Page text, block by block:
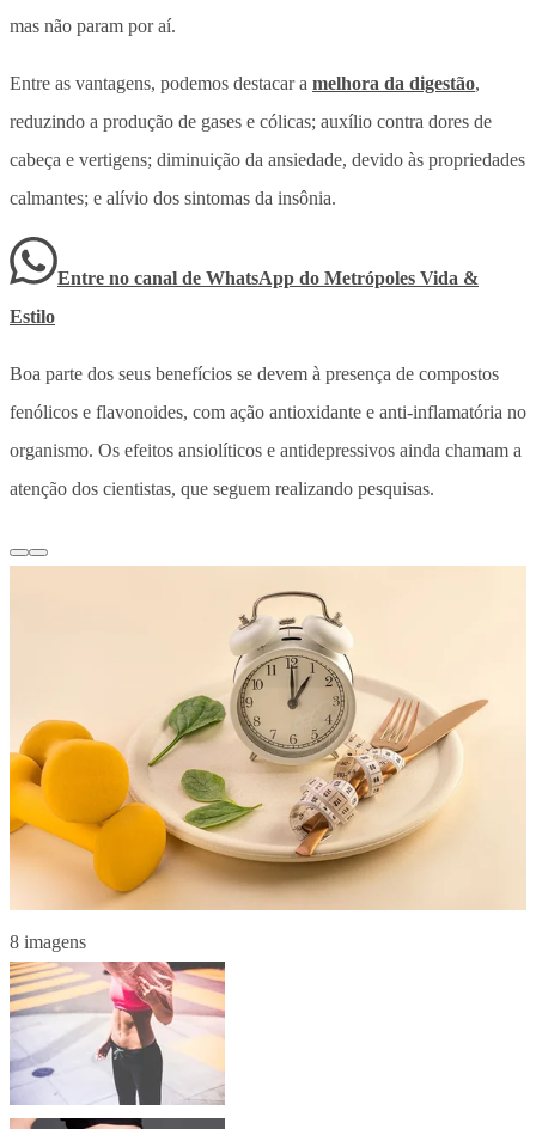
mas não param por aí.
Entre as vantagens, podemos destacar a melhora da digestão,
reduzindo a produção de gases e cólicas; auxílio contra dores de
cabeça e vertigens; diminuição da ansiedade, devido às propriedades
calmantes; e alívio dos sintomas da insônia.
Entre no canal de WhatsApp do Metrópoles Vida &
Estilo
Boa parte dos seus benefícios se devem à presença de compostos
fenólicos e flavonoides, com ação antioxidante e anti-inflamatória no
organismo. Os efeitos ansiolíticos e antidepressivos ainda chamam a
atenção dos cientistas, que seguem realizando pesquisas.
8 imagens